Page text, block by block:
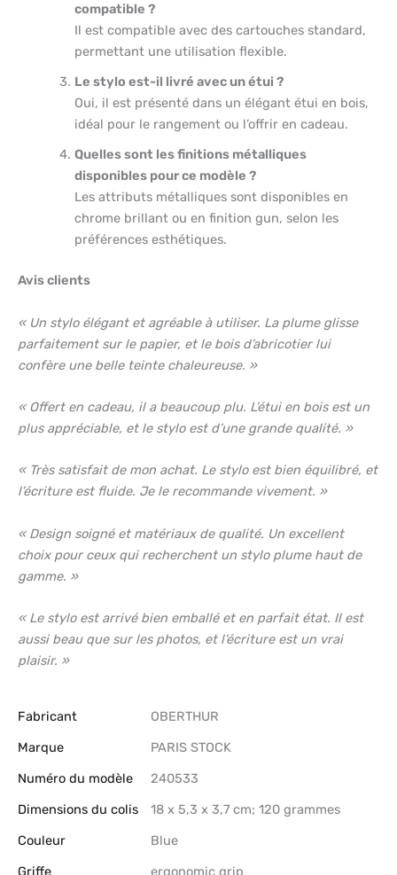
compatible ?
Il est compatible avec des cartouches standard,
permettant une utilisation flexible.
Le stylo est-il livré avec un étui ?
Oui, il est présenté dans un élégant étui en bois,
idéal pour le rangement ou l’offrir en cadeau.
Quelles sont les finitions métalliques
disponibles pour ce modèle ?
Les attributs métalliques sont disponibles en
chrome brillant ou en finition gun, selon les
préférences esthétiques.
Avis clients
« Un stylo élégant et agréable à utiliser. La plume glisse
parfaitement sur le papier, et le bois d’abricotier lui
confère une belle teinte chaleureuse. »
« Offert en cadeau, il a beaucoup plu. L’étui en bois est un
plus appréciable, et le stylo est d’une grande qualité. »
« Très satisfait de mon achat. Le stylo est bien équilibré, et
l’écriture est fluide. Je le recommande vivement. »
« Design soigné et matériaux de qualité. Un excellent
choix pour ceux qui recherchent un stylo plume haut de
gamme. »
« Le stylo est arrivé bien emballé et en parfait état. Il est
aussi beau que sur les photos, et l’écriture est un vrai
plaisir. »
Fabricant
‎OBERTHUR
Marque
‎PARIS STOCK
Numéro du modèle
‎240533
Dimensions du colis
‎18 x 5,3 x 3,7 cm; 120 grammes
Couleur
‎Blue
Griffe
‎ergonomic grip